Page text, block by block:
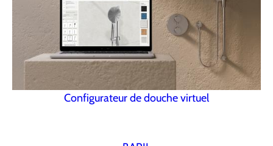
Configurateur de douche virtuel